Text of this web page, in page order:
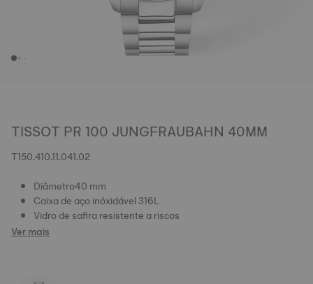
TISSOT PR 100 JUNGFRAUBAHN 40MM
T150.410.11.041.02
Diâmetro40 mm
Caixa de aço inóxidável 316L
Vidro de safira resistente a riscos
Ver mais